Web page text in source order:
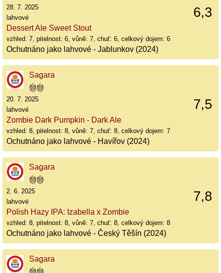
6,3
28. 7. 2025
lahvové
Dessert Ale Sweet Stout
vzhled: 7, pitelnost: 6, vůně: 7, chuť: 6, celkový dojem: 6
Ochutnáno jako lahvové - Jablunkov (2024)
Sagara
7,5
20. 7. 2025
lahvové
Zombie Dark Pumpkin - Dark Ale
vzhled: 8, pitelnost: 8, vůně: 7, chuť: 8, celkový dojem: 7
Ochutnáno jako lahvové - Havířov (2024)
Sagara
7,8
2. 6. 2025
lahvové
Polish Hazy IPA: Izabella x Zombie
vzhled: 8, pitelnost: 8, vůně: 7, chuť: 8, celkový dojem: 8
Ochutnáno jako lahvové - Český Těšín (2024)
Sagara